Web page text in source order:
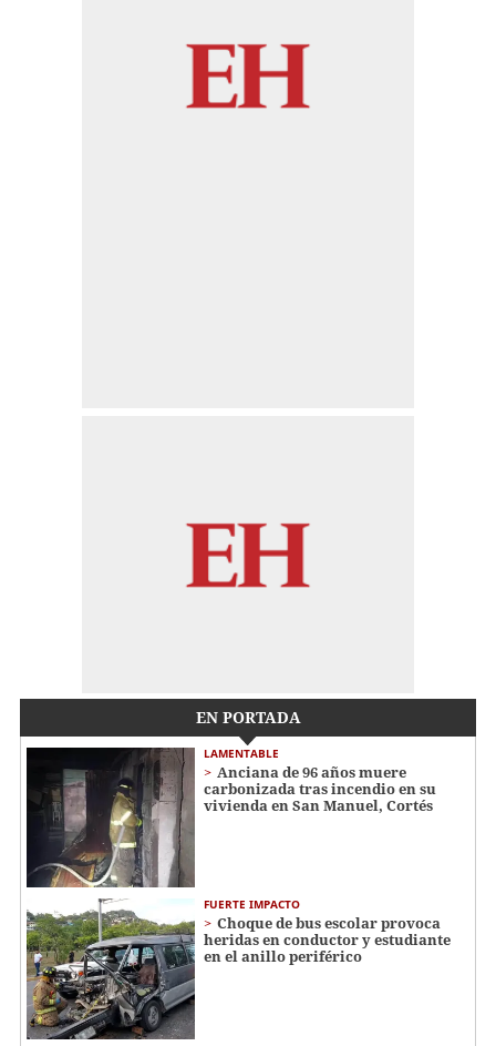
EN PORTADA
LAMENTABLE
Anciana de 96 años muere
carbonizada tras incendio en su
vivienda en San Manuel, Cortés
FUERTE IMPACTO
Choque de bus escolar provoca
heridas en conductor y estudiante
en el anillo periférico